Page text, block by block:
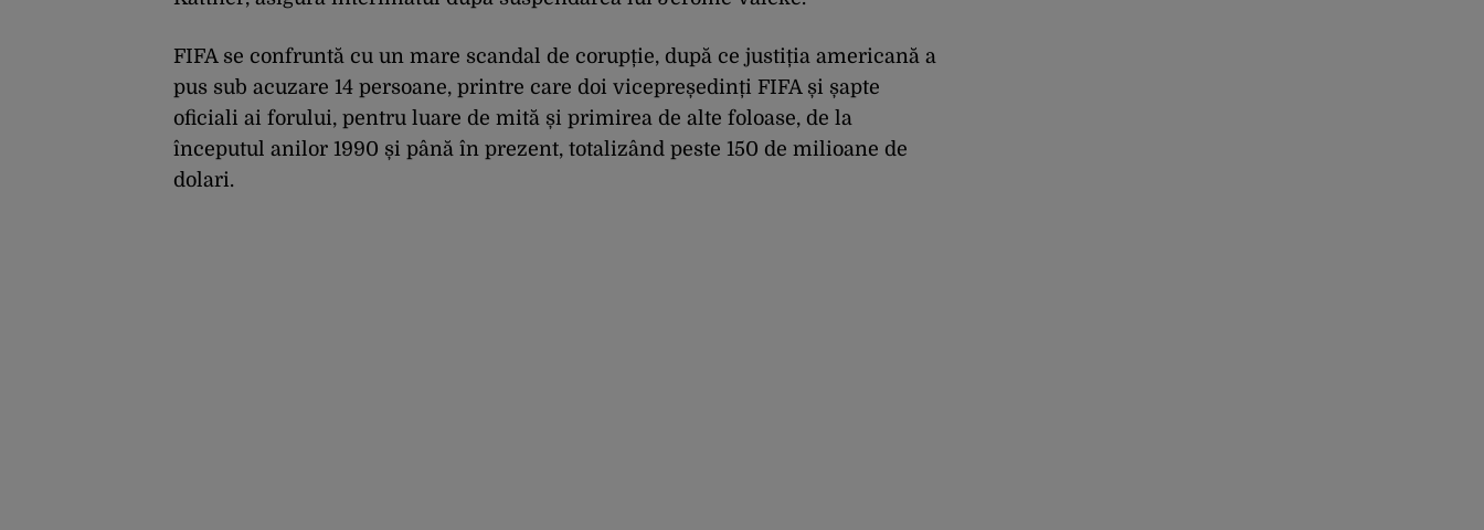
FIFA se confruntă cu un mare scandal de corupție, după ce justiția americană a
pus sub acuzare 14 persoane, printre care doi vicepreședinți FIFA și șapte
oficiali ai forului, pentru luare de mită și primirea de alte foloase, de la
începutul anilor 1990 și până în prezent, totalizând peste 150 de milioane de
dolari.